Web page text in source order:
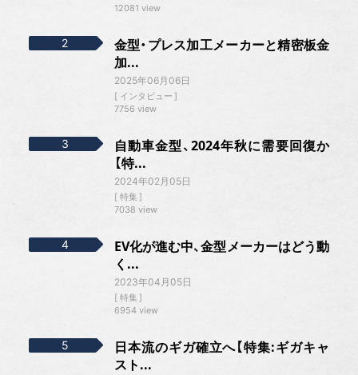
12081 view
金型・プレス加工メーカーと精密板金
加...
2025年06月06日
インタビュー
7756 view
自動車金型、2024年秋に需要回復か
【特...
2024年02月05日
特集
7038 view
EV化が進む中、金型メーカーはどう動
く...
2023年04月05日
特集
6954 view
日本流のギガ確立へ【特集:ギガキャ
スト...